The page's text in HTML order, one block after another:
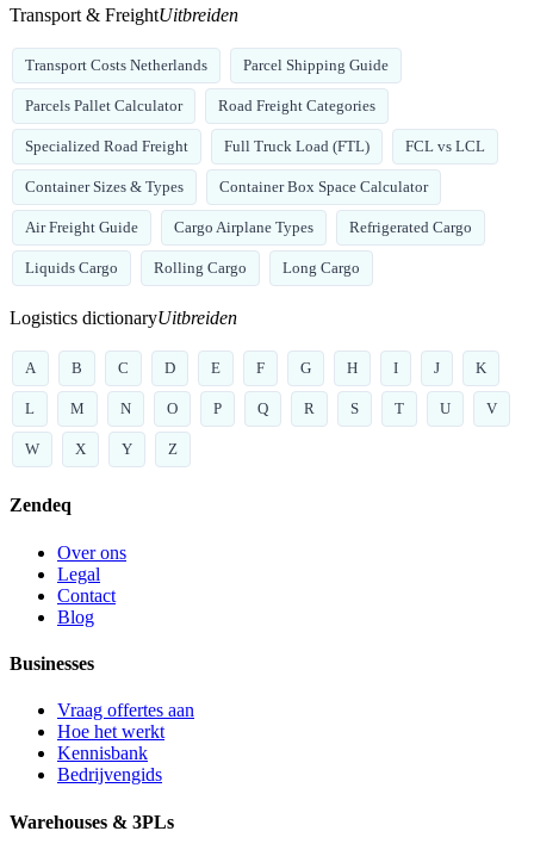
Transport & FreightUitbreiden
Transport Costs Netherlands Parcel Shipping Guide
Parcels Pallet Calculator Road Freight Categories
Specialized Road Freight Full Truck Load (FTL) FCL vs LCL
Container Sizes & Types Container Box Space Calculator
Air Freight Guide Cargo Airplane Types Refrigerated Cargo
Liquids Cargo Rolling Cargo Long Cargo
Logistics dictionaryUitbreiden
A B C D E F G H I J K
L M N O P Q R S T U V
W X Y Z
Zendeq
Over ons
Legal
Contact
Blog
Businesses
Vraag offertes aan
Hoe het werkt
Kennisbank
Bedrijvengids
Warehouses & 3PLs